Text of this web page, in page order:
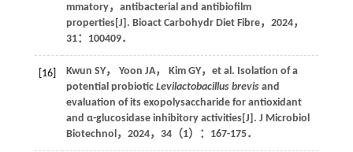
mmatory，antibacterial and antibiofilm
properties[J]. Bioact Carbohydr Diet Fibre， 2024，
31：100409．
[16] Kwun SY， Yoon JA， Kim GY，et al. Isolation of a
potential probiotic Levilactobacillus brevisand
evaluation of its exopolysaccharide for antioxidant
and α-glucosidase inhibitory activities[J]. J Microbiol
Biotechnol ， 2024， 34（1）：167-175．